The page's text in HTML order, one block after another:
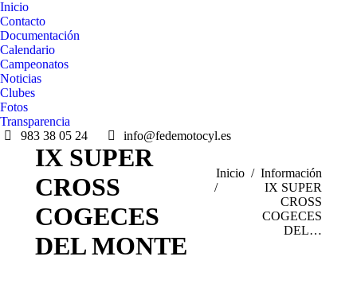
Inicio
Contacto
Documentación
Calendario
Campeonatos
Noticias
Clubes
Fotos
Transparencia
983 38 05 24
info@fedemotocyl.es
IX SUPER
CROSS
COGECES
DEL MONTE
Estás aquí:
Inicio
Información
IX SUPER
CROSS
COGECES
DEL…